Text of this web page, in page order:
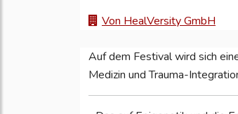
Von HealVersity GmbH
Auf dem Festival wird sich
Medizin und Trauma-